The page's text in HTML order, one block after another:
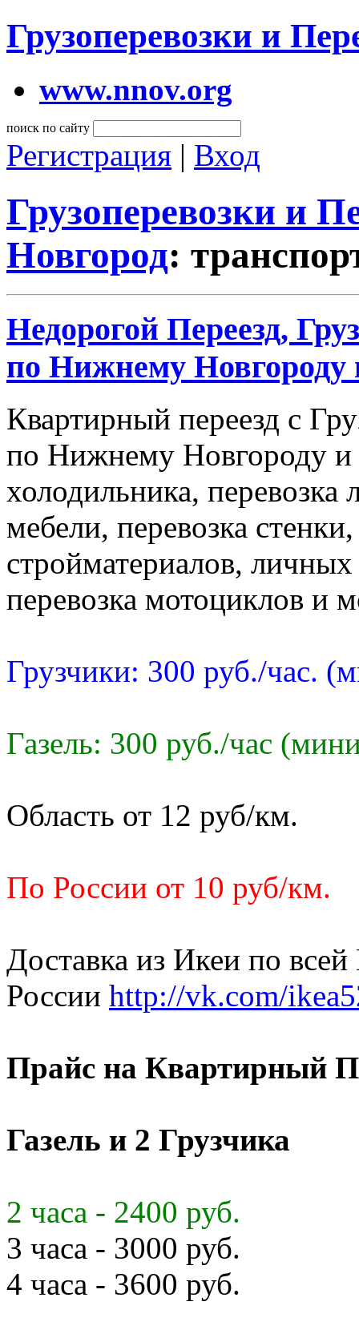
Грузоперевозки и
www.nnov.org
поиск по сайту
Регистрация | Вход
Грузоперевозки и
Новгород:
Недорогой Переезд,
по Нижнему Новгороду
Квартирный переезд с
по Нижнему Новгороду и
холодильника,
мебели, перевозка
стройматериалов,
перевозка мотоциклов и
Грузчики: 300 руб./час.
Газель: 300 руб./час
Область от 12 руб/км.
По России от 10 руб/км.
Доставка из Икеи по
России http://vk.com/
Прайс на Квартирный
Газель и 2 Грузчика
2 часа - 2400 руб.
3 часа - 3000 руб.
4 часа - 3600 руб.